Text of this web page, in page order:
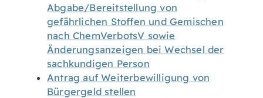
Abgabe/Bereitstellung von
gefährlichen Stoffen und Gemischen
nach ChemVerbotsV sowie
Änderungsanzeigen bei Wechsel der
sachkundigen Person
Antrag auf Weiterbewilligung von
Bürgergeld stellen